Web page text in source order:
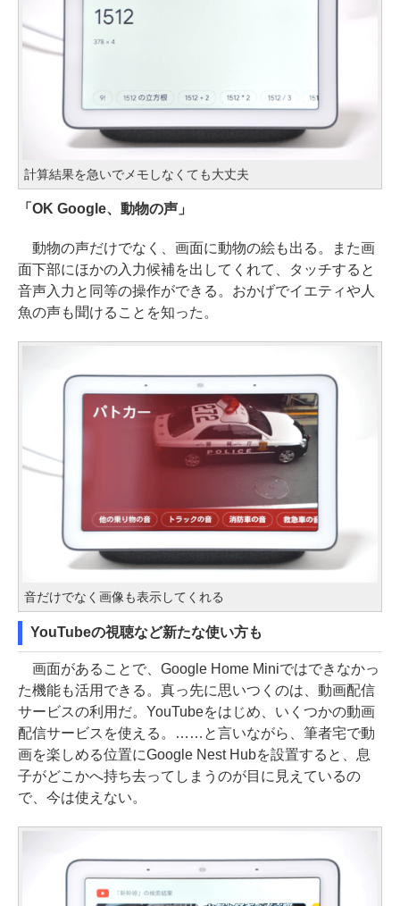
計算結果を急いでメモしなくても大丈夫
「OK Google、動物の声」
動物の声だけでなく、画面に動物の絵も出る。また画
面下部にほかの入力候補を出してくれて、タッチすると
音声入力と同等の操作ができる。おかげでイエティや人
魚の声も聞けることを知った。
音だけでなく画像も表示してくれる
YouTubeの視聴など新たな使い方も
画面があることで、Google Home Miniではできなかっ
た機能も活用できる。真っ先に思いつくのは、動画配信
サービスの利用だ。YouTubeをはじめ、いくつかの動画
配信サービスを使える。……と言いながら、筆者宅で動
画を楽しめる位置にGoogle Nest Hubを設置すると、息
子がどこかへ持ち去ってしまうのが目に見えているの
で、今は使えない。